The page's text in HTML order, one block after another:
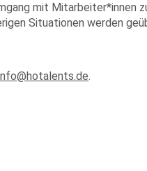
mit Mitarbeiter*innen
Situationen werden
.